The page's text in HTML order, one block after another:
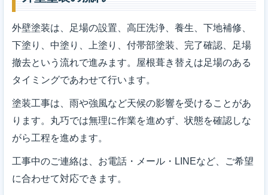
外壁塗装は、足場の設置、高圧洗浄、養生、下地補修、
下塗り、中塗り、上塗り、付帯部塗装、完了確認、足場
撤去という流れで進みます。屋根葺き替えは足場のある
タイミングであわせて行います。
塗装工事は、雨や強風など天候の影響を受けることがあ
ります。丸巧では無理に作業を進めず、状態を確認しな
がら工程を進めます。
工事中のご連絡は、お電話・メール・LINEなど、ご希望
に合わせて対応できます。